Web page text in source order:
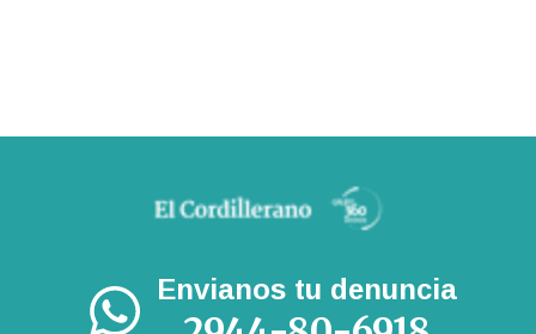
Envianos tu denuncia